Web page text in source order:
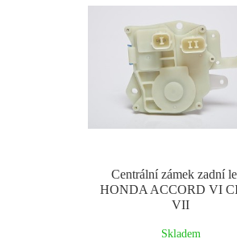
Centrální zámek zadní
HONDA ACCORD VI
VII
Skladem